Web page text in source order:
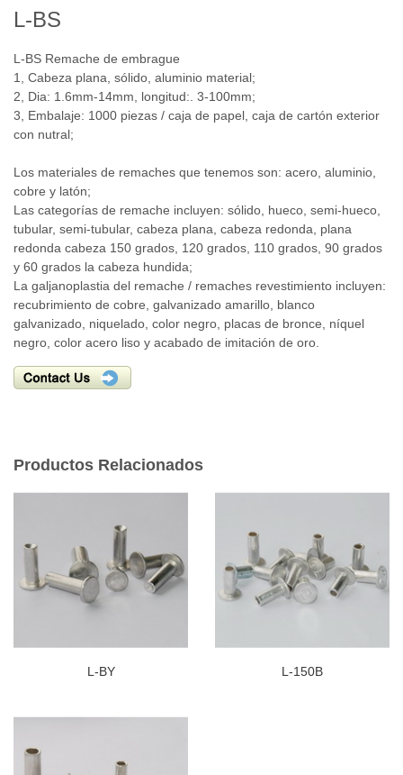
L-BS
L-BS Remache de embrague
1,
Cabeza plana, sólido, aluminio material;
2,
Dia: 1.6mm-14mm , longitud: 3-100mm;
3 , Embalaje: 1000 piezas / caja de papel, caja de cartón exterior
con nutral;
Los materiales de remaches que tenemos son: acero, aluminio,
cobre y latón;
Las categorías de remache incluyen: sólido, hueco, semi-hueco,
tubular, semi-tubular, cabeza plana, cabeza redonda, plana
redonda cabeza 150 grados, 120 grados, 110 grados, 90 grados
y 60 grados la cabeza hundida;
La galjanoplastia del remache / remaches revestimiento incluyen:
recubrimiento de cobre, galvanizado amarillo, blanco
galvanizado, niquelado, color negro, placas de bronce, níquel
negro, color acero liso y acabado de imitación de oro.
Productos Relacionados
L-BY L-150B